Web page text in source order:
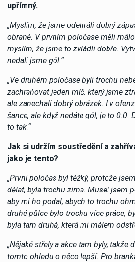
upřímný.
„Myslím, že jsme odehráli dobrý
obraně. V prvním poločase měli
myslím, že jsme to zvládli dobře.
nedali jsme gól.“
„Ve druhém poločase byli trochu
zachraňovat jeden míč, který jsme
ale zanechali dobrý obrázek. I v
šance, ale když nedáte gól, je to 0:0.
to tak.“
Jak si udržím soustředění a
jako je tento?
„První poločas byl těžký, protože
dělat, byla trochu zima. Musel jsem
aby mi ho podal, abych to trochu
druhé půlce bylo trochu více práce,
byla tam druhá, která mi málem
„Nějaké střely a akce tam byly, takže
tomto ohledu o něco lepší. Pro